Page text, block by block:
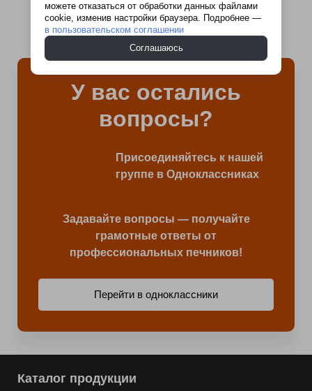
У вас остались
вопросы?
Присоединяйтесь к нашей
группе в Одноклассниках
Задавайте вопросы — получайте
грамотные ответы от
профессиональных печников!
Перейти в одноклассники
Каталог продукции
можете отказаться от обработки данных файлами
cookie, изменив настройки браузера. Подробнее —
в пользовательском соглашении
Соглашаюсь